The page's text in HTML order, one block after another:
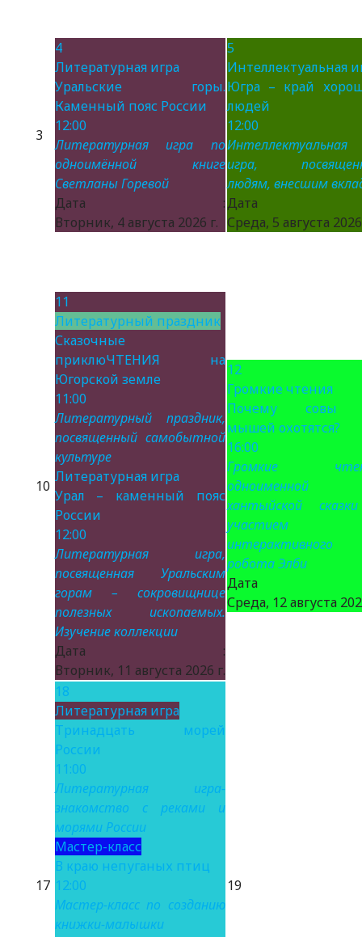
3
4
Литературная игра
Уральские горы.
Каменный пояс России
12:00
Литературная игра по
одноимённой книге
Светланы Горевой
Дата :
Вторник, 4 августа 2026 г.
5
Интеллектуальная
Югра – край
людей
12:00
Интеллектуальная
игра,
людям, внесшим
Дата
Среда, 5 августа
10
11
Литературный праздник
Сказочные
приклюЧТЕНИЯ на
Югорской земле
11:00
Литературный праздник,
посвященный самобытной
культуре
Литературная игра
Урал – каменный пояс
России
12:00
Литературная игра,
посвященная Уральским
горам – сокровищнице
полезных ископаемых.
Изучение коллекции
Дата :
Вторник, 11 августа 2026 г.
12
Громкие чтения
Почему совы
мышей охотятся?
16:00
Громкие
одноименной
хантыйской
участием
интерактивного
робота Элби
Дата
Среда, 12 августа
17
18
Литературная игра
Тринадцать морей
России
11:00
Литературная игра-
знакомство с реками и
морями России
Мастер-класс
В краю непуганых птиц
12:00
Мастер-класс по созданию
книжки-малышки
19